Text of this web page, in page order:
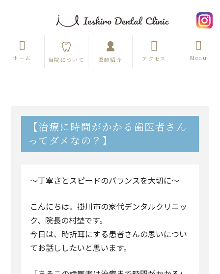
ホーム 当院について 医師紹介 アクセス Menu
【治療に時間がかかる歯医者さん
ってダメなの？】
～丁寧さとスピードのバランスを大切に～
こんにちは。掛川市の家代デンタルクリニッ
ク、院長の村埜です。
今日は、時折耳にする患者さんの思いについ
てお話ししたいと思います。